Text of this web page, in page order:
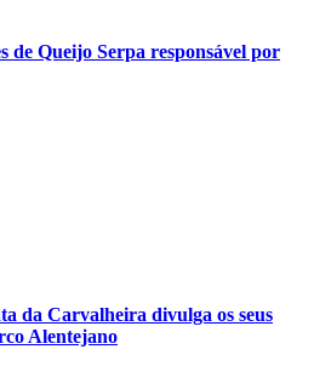
de Queijo Serpa responsável por
da Carvalheira divulga os seus
Alentejano